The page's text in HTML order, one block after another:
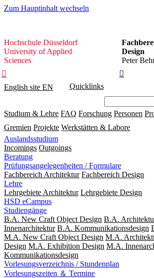
Zum Hauptinhalt wechseln
Hochschule
Düsseldorf
Hochschule Düsseldorf
University of Applied
Sciences
Design
Peter


English site EN Quicklinks
Studium & Lehre FAQ Forschung Personen
Gremien Projekte Werkstätten & Labore
Auslandsstudium
Incomings Outgoings
Beratung
Prüfungsangelegenheiten / Formulare
Fachbereich Architektur Fachbereich Design
Lehre
Lehrgebiete Architektur Lehrgebiete Design
HSD eCampus
Studiengänge
B.A. New Craft Object Design B.A.
Innenarchitektur B.A. Kommunikationsdesign
M.A. New Craft Object Design M.A.
Design M.A. Exhibition Design M.A.
Kommunikationsdesign
Vorlesungsverzeichnis / Stundenplan
Vorlesungszeiten ＆ Termine